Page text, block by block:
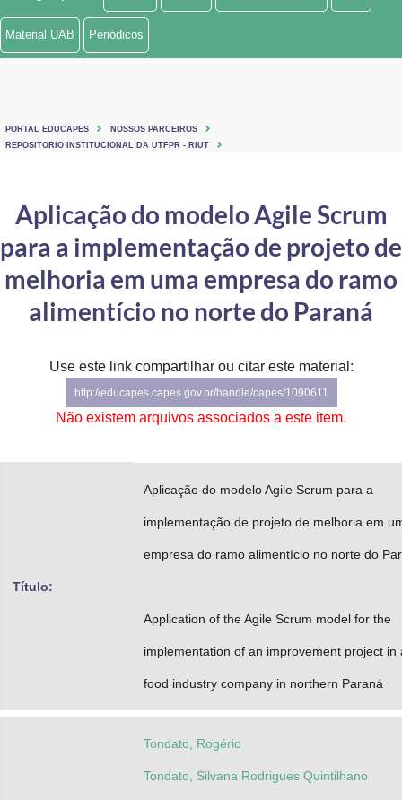
Ministério de Minas e Energia
Ministério do Turismo
Controladoria-Geral da União
Ministério da Mulher, da Família e dos Direitos Humanos
Secretaria-Geral
Gabinete de Segurança Institucional
Advocacia-Geral da União
Material UAB Periódicos
PORTAL EDUCAPES
NOSSOS PARCEIROS
REPOSITORIO INSTITUCIONAL DA UTFPR - RIUT
Aplicação do modelo Agile Scrum
para a implementação de projeto de
melhoria em uma empresa do ramo
alimentício no norte do Paraná
Use este link compartilhar ou citar este material:
http://educapes.capes.gov.br/handle/capes/1090611
Não existem arquivos associados a este item.
Título:
Aplicação do modelo Agile Scrum para a
implementação de projeto de melhoria em
empresa do ramo alimentício no norte do
Application of the Agile Scrum model for the
implementation of an improvement project in
food industry company in northern Paraná
Tondato, Rogério
Tondato, Silvana Rodrigues Quintilhano